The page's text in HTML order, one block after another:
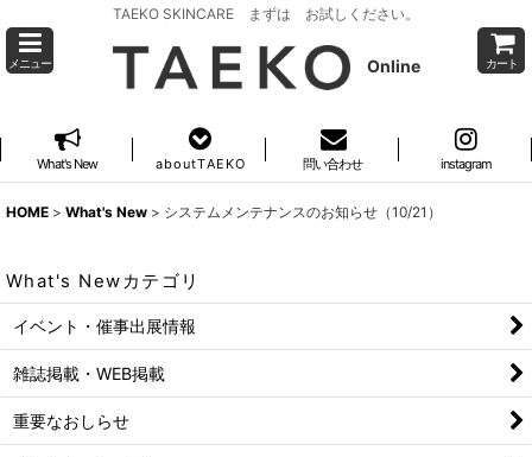
TAEKO SKINCARE まずは お試しください。
メニュー Online カート
What's New a b o u t T A E K O 問い合わせ instagram
HOME > What's New > システムメンテナンスのお知らせ（10/21）
What's Newカテゴリ
イベント・催事出展情報
雑誌掲載・WEB掲載
重要なおしらせ